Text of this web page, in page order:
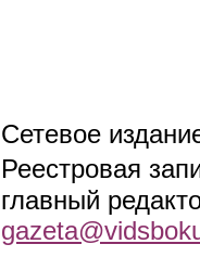
Сетевое
Реестровая
главный